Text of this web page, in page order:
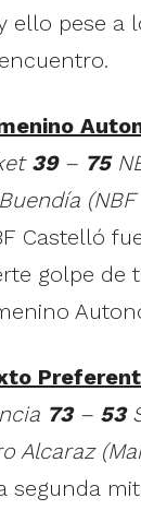
ello pese a
39– 75
Castelló
golpe de
73– 53
Alcaraz
segunda